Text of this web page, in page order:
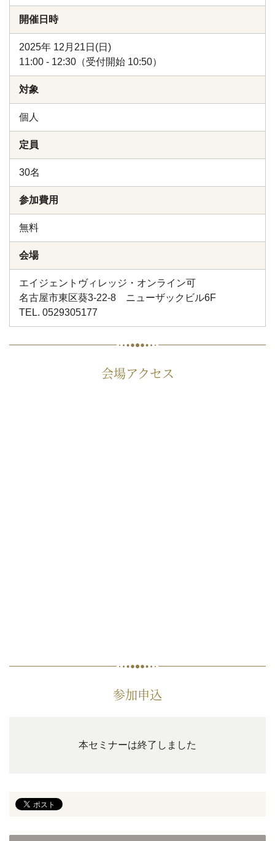
開催日時
2025年 12月21日(日)
11:00 - 12:30（受付開始 10:50）
対象
個人
定員
30名
参加費用
無料
会場
エイジェントヴィレッジ・オンライン可
名古屋市東区葵3-22-8 ニューザックビル6F
TEL. 0529305177
会場アクセス
参加申込
本セミナーは終了しました